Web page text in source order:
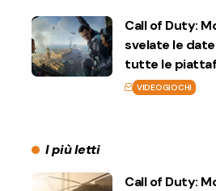
Call of Duty:
svelate le
tutte le
VIDEOGIOCHI
I più letti
Call of Duty: